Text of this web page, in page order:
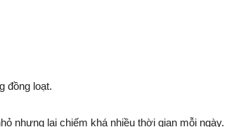
đồng loạt.
nhưng lại chiếm khá nhiều thời gian mỗi ngày.